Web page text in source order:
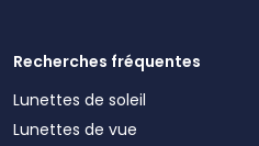
Recherches fréquentes
Lunettes de soleil
Lunettes de vue